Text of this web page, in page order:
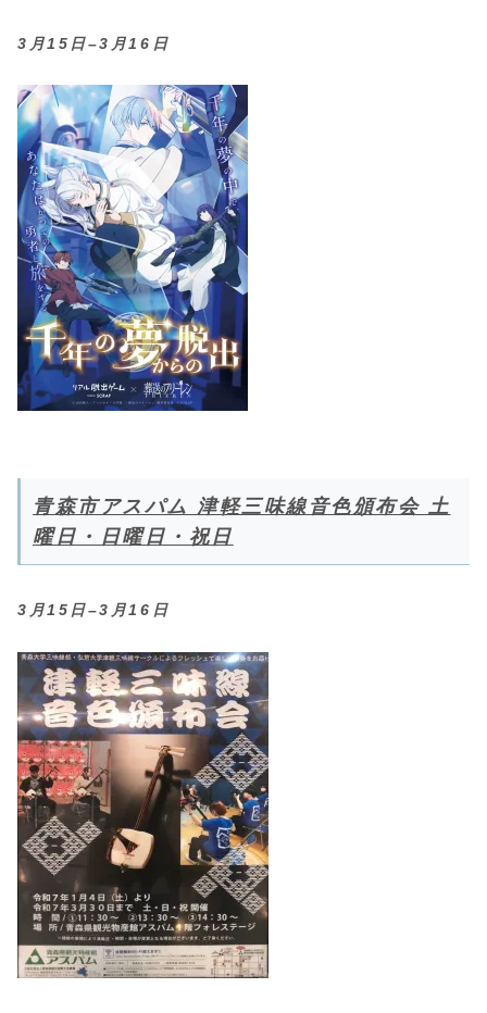
3月15日–3月16日
青森市アスパム 津軽三味線音色頒布会 土
曜日・日曜日・祝日
3月15日–3月16日